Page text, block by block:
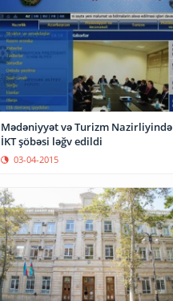
Mədəniyyət və Turizm Nazirliyində
İKT şöbəsi ləğv edildi
03-04-2015